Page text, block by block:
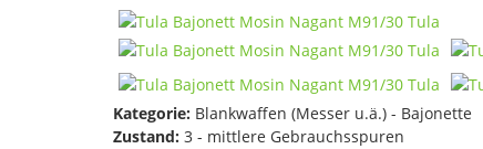
Kategorie: Blankwaffen (Messer u.ä.) - Bajonette
Zustand: 3 - mittlere Gebrauchsspuren